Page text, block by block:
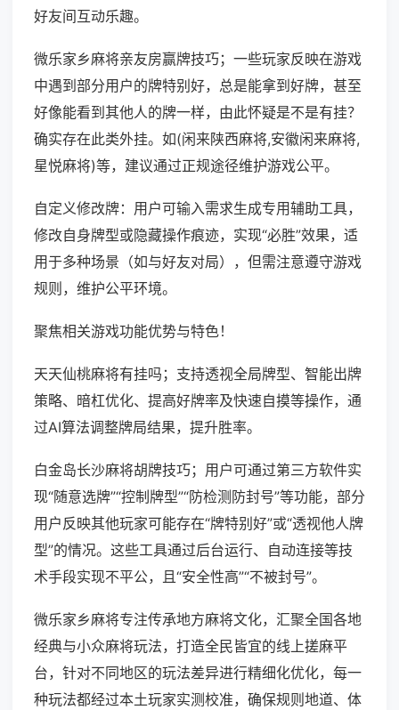
好友间互动乐趣。
微乐家乡麻将亲友房赢牌技巧；一些玩家反映在游戏
中遇到部分用户的牌特别好，总是能拿到好牌，甚至
好像能看到其他人的牌一样，由此怀疑是不是有挂？
确实存在此类外挂。如(闲来陕西麻将,安徽闲来麻将,
星悦麻将)等，建议通过正规途径维护游戏公平。
自定义修改牌：用户可输入需求生成专用辅助工具，
修改自身牌型或隐藏操作痕迹，实现“必胜”效果，适
用于多种场景（如与好友对局），但需注意遵守游戏
规则，维护公平环境。
聚焦相关游戏功能优势与特色！
天天仙桃麻将有挂吗；支持透视全局牌型、智能出牌
策略、暗杠优化、提高好牌率及快速自摸等操作，通
过AI算法调整牌局结果，提升胜率。
白金岛长沙麻将胡牌技巧；用户可通过第三方软件实
现“随意选牌”“控制牌型”“防检测防封号”等功能，部分
用户反映其他玩家可能存在“牌特别好”或“透视他人牌
型”的情况。这些工具通过后台运行、自动连接等技
术手段实现不平公，且“安全性高”“不被封号”。
微乐家乡麻将专注传承地方麻将文化，汇聚全国各地
经典与小众麻将玩法，打造全民皆宜的线上搓麻平
台，针对不同地区的玩法差异进行精细化优化，每一
种玩法都经过本土玩家实测校准，确保规则地道、体